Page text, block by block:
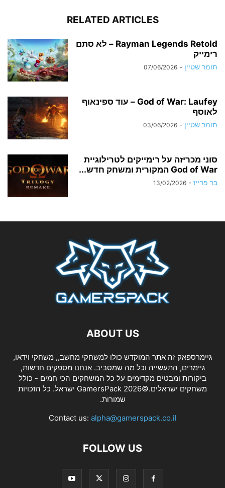
RELATED ARTICLES
Rayman Legends Retold – לא סתם
רימייק
תומר שטיין -
07/06/2026
God of War: Laufey – עוד ספינאוף
לאוסף
תומר שטיין -
03/06/2026
סוני מכריזה על רימייקים לטרילוגיית
God of War המקורית ומשחק חדש...
בר פרייז -
13/02/2026
ABOUT US
גיימרספאק זה אתר המוקדש כולו למשחקי מחשב,, משחקי וידאו,
גיימרים, התעשייה וכל מה שמסביב. אנחנו מספקים חדשות,
ביקורות ומבטים מקדימים על כל המשחקים הכי חמים - כולל
משחקים ישראלים.©2026 GamersPack ישראל. כל הזכויות
שמורות.
Contact us: alpha@gamerspack.co.il
FOLLOW US